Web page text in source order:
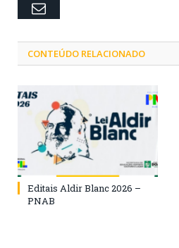
Email
CONTEÚDO RELACIONADO
Editais Aldir Blanc 2026 –
PNAB